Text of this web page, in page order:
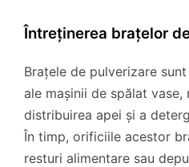
Întreținerea brațelor
Brațele de pulverizare
ale mașinii de spălat vase,
distribuirea apei și a
În timp, orificiile acestor
resturi alimentare sau